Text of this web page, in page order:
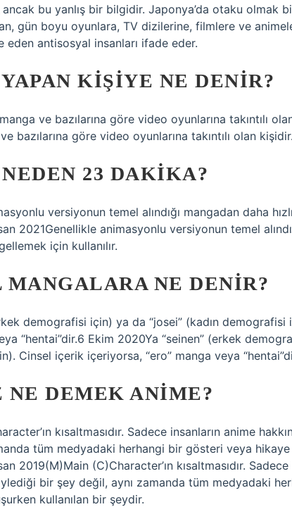
ancak bu yanlış bir bilgidir. Japonya’da otaku olmak
gün boyu oyunlara, TV dizilerine, filmlere ve
eden antisosyal insanları ifade eder.
KIŞIYE NE DENIR?
ve bazılarına göre video oyunlarına takıntılı
bazılarına göre video oyunlarına takıntılı olan kişidir.
23 DAKIKA?
versiyonun temel alındığı mangadan daha
2021Genellikle animasyonlu versiyonun temel
için kullanılır.
MANGALARA NE DENIR?
demografisi için) ya da “josei” (kadın
“hentai”dir.6 Ekim 2020Ya “seinen” (erkek
Cinsel içerik içeriyorsa, “ero” manga veya
DEMEK ANIME?
kısaltmasıdır. Sadece insanların anime
tüm medyadaki herhangi bir gösteri veya hikaye
2019(M)Main (C)Character’ın kısaltmasıdır.
bir şey değil, aynı zamanda tüm medyadaki
kullanılan bir şeydir.